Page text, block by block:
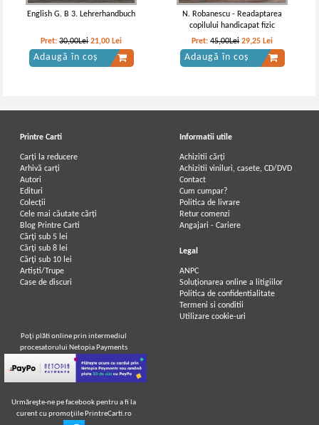
English G. B 3. Lehrerhandbuch
Pret:30,00Lei 21,00 Lei
Adaugă în coș
N. Robanescu - Readaptarea
copilului handicapat fizic
Pret:45,00Lei 29,25 Lei
Adaugă în coș
Printre Carti
Carți la reducere
Arhivă carți
Autori
Edituri
Colecții
Cele mai căutate cărți
Blog Printre Carti
Cărţi sub 5 lei
Cărţi sub 8 lei
Cărţi sub 10 lei
Artiști/Trupe
Case de discuri
Informatii utile
Achizitii cărți
Achizitii viniluri, casete, CD/DVD
Contact
Cum cumpar?
Politica de livrare
Retur comenzi
Angajari - Cariere
Legal
ANPC
Soluționarea online a litigiilor
Politica de confidentialitate
Termeni si conditii
Utilizare cookie-uri
Poţi plăti online prin intermediul
procesatorului Netopia Payments
Urmăreşte-ne pe facebook pentru a fi la
curent cu promoţiile PrintreCarti.ro